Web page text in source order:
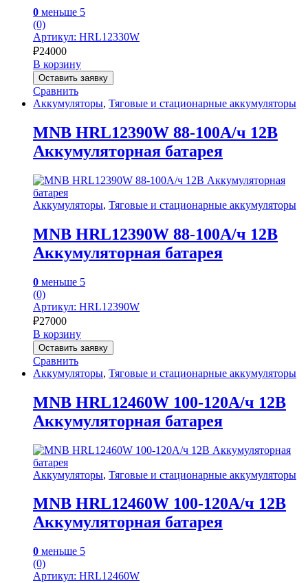
0 меньше 5
(0)
Артикул: HRL12330W
₽24000
В корзину
Оставить заявку
Сравнить
Аккумуляторы, Тяговые и стационарные аккумуляторы
MNB HRL12390W 88-100А/ч 12В
Аккумуляторная батарея
Аккумуляторы, Тяговые и стационарные аккумуляторы
MNB HRL12390W 88-100А/ч 12В
Аккумуляторная батарея
0 меньше 5
(0)
Артикул: HRL12390W
₽27000
В корзину
Оставить заявку
Сравнить
Аккумуляторы, Тяговые и стационарные аккумуляторы
MNB HRL12460W 100-120А/ч 12В
Аккумуляторная батарея
Аккумуляторы, Тяговые и стационарные аккумуляторы
MNB HRL12460W 100-120А/ч 12В
Аккумуляторная батарея
0 меньше 5
(0)
Артикул: HRL12460W